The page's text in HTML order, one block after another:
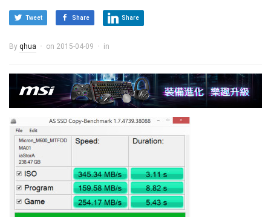
Tweet Share Share
By qhua on 2015-04-09 in